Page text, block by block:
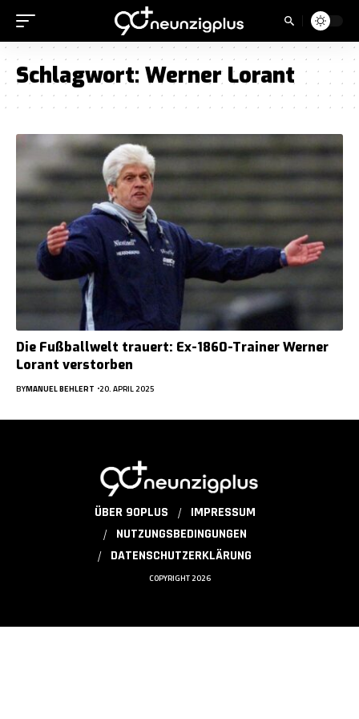
Schlagwort: Werner Lorant
Die Fußballwelt trauert: Ex-1860-Trainer Werner
Lorant verstorben
BYMANUEL BEHLERT 20. APRIL 2025
ÜBER 90PLUS
IMPRESSUM
NUTZUNGSBEDINGUNGEN
DATENSCHUTZERKLÄRUNG
COPYRIGHT 2026